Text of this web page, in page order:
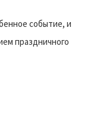
событие, и
праздничного